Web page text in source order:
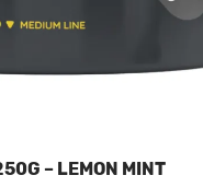
– LEMON MINT